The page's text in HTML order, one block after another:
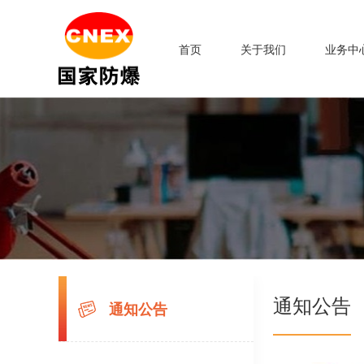
首页 关于我们 业务中
通知公告 通知公告